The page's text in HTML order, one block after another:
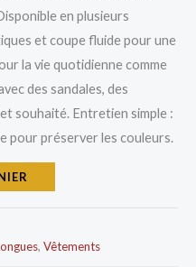
en plusieurs
et coupe fluide pour une
la vie quotidienne comme
des sandales, des
souhaité. Entretien simple :
pour préserver les couleurs.
, Vêtements